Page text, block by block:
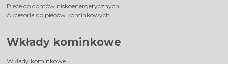
Piece do domów niskoenergetycznych
Akcesoria do pieców kominkowych
Wkłady kominkowe
Wkłady kominkowe